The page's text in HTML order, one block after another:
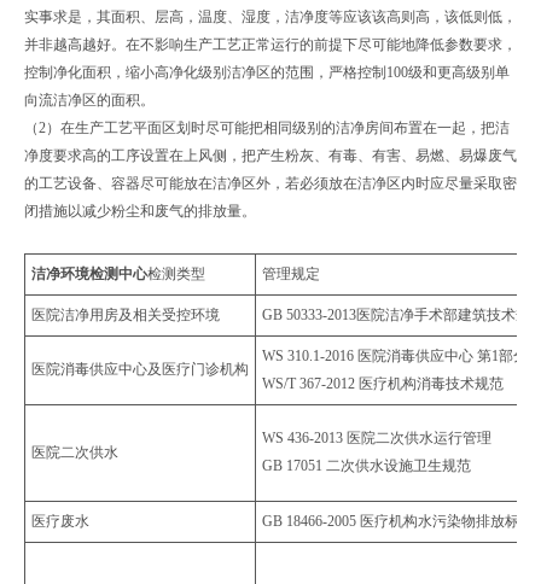
实事求是，其面积、层高，温度、湿度，洁净度等应该该高则高，该低则低，
并非越高越好。在不影响生产工艺正常运行的前提下尽可能地降低参数要求，
控制净化面积，缩小高净化级别洁净区的范围，严格控制100级和更高级别单
向流洁净区的面积。
（2）在生产工艺平面区划时尽可能把相同级别的洁净房间布置在一起，把洁
净度要求高的工序设置在上风侧，把产生粉灰、有毒、有害、易燃、易爆废气
的工艺设备、容器尽可能放在洁净区外，若必须放在洁净区内时应尽量采取密
闭措施以减少粉尘和废气的排放量。
洁净环境检测中心检测类型 管理规定
医院洁净用房及相关受控环境 GB 50333-2013医院洁净手术部建筑技术规
医院消毒供应中心及医疗门诊机构
WS 310.1-2016 医院消毒供应中心 第1部分
WS/T 367-2012 医疗机构消毒技术规范
医院二次供水
WS 436-2013 医院二次供水运行管理
GB 17051 二次供水设施卫生规范
医疗废水 GB 18466-2005 医疗机构水污染物排放标准